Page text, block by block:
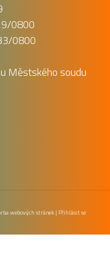
0800
0800
Městského soudu
webových stránek | Přihlásit se